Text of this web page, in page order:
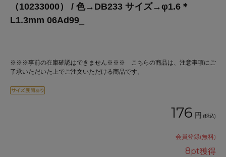
（10233000） / 色→DB233 サイズ→φ1.6＊
L1.3mm 06Ad99_
※※※事前の在庫確認はできません※※※ こちらの商品は、注意事項にご
了承いただいた上でご注文いただける商品です。
176 円 (税込)
会員登録(無料)
8pt獲得